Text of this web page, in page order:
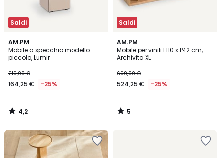
Saldi
AM.PM
Mobile a specchio modello
piccolo, Lumir
219,00 €
164,25 € -25%
4,2
/ 5
4,2
/
Saldi
AM.PM
Mobile per vinili L110 x P42 cm,
Archivita XL
699,00 €
524,25 € -25%
5
/
5
5
/